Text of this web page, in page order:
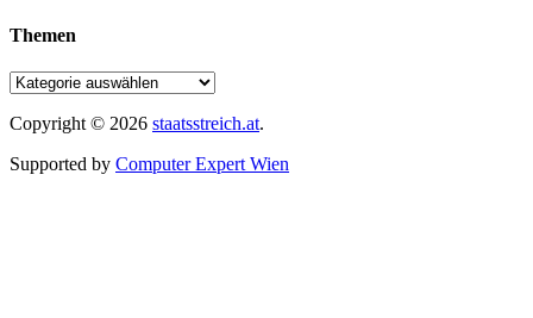
Themen
Copyright © 2026 staatsstreich.at.
Supported by Computer Expert Wien